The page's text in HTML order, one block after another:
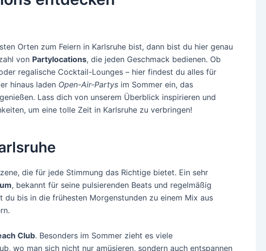
Orten zum Feiern in Karlsruhe bist, dann bist du hier genau
von Partylocations, die jeden Geschmack bedienen. Ob
regalische Cocktail-Lounges – hier findest du alles für
hinaus laden Open-Air-Partys im Sommer ein, das
Lass dich von unserem Überblick inspirieren und
um eine tolle Zeit in Karlsruhe zu verbringen!
die für jede Stimmung das Richtige bietet. Ein sehr
, bekannt für seine pulsierenden Beats und regelmäßig
bis in die frühesten Morgenstunden zu einem Mix aus
Club. Besonders im Sommer zieht es viele
wo man sich nicht nur amüsieren, sondern auch entspannen